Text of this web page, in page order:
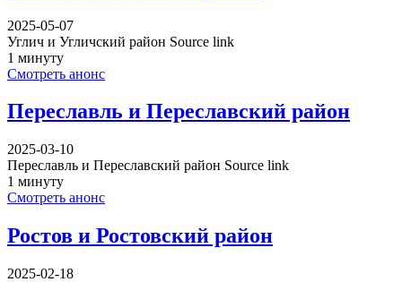
2025-05-07
Углич и Угличский район Source link
1 минуту
Смотреть анонс
Переславль и Переславский район
2025-03-10
Переславль и Переславский район Source link
1 минуту
Смотреть анонс
Ростов и Ростовский район
2025-02-18